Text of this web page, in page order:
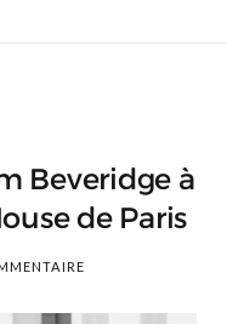
m
Beveridge à
de Paris